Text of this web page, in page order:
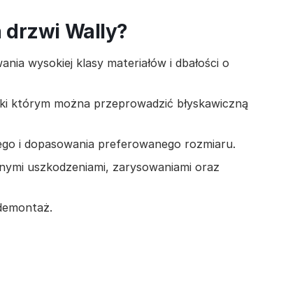
Wally?
wysokiej klasy materiałów i dbałości o
którym można przeprowadzić błyskawiczną
i dopasowania preferowanego rozmiaru.
uszkodzeniami, zarysowaniami oraz